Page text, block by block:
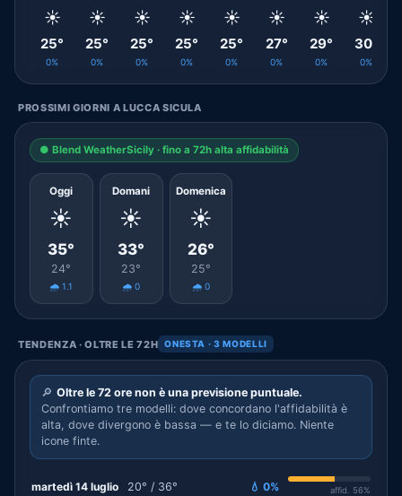
☀️
25°
0%
☀️
25°
0%
☀️
25°
0%
☀️
25°
0%
☀️
25°
0%
☀️
27°
0%
☀️
29°
0%
☀️
30°
0%
PROSSIMI GIORNI A LUCCA SICULA
● Blend WeatherSicily · fino a 72h alta affidabilità
Oggi
☀️
35°
24°
🌧️ 1.1
Domani
☀️
33°
23°
🌧️ 0
Domenica
☀️
26°
25°
🌧️ 0
TENDENZA · OLTRE LE 72H ONESTA · 3 MODELLI
🔎 Oltre le 72 ore non è una previsione puntuale.
Confrontiamo tre modelli: dove concordano l'affidabilità è
alta, dove divergono è bassa — e te lo diciamo. Niente
icone finte.
martedì 14 luglio 20° / 36° 💧 0% affid. 56%